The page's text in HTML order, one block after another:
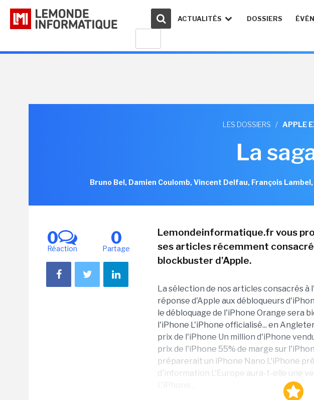
ACTUALITÉS DOSSIERS
LES DOSSIERS / APPLE
La
Bruno Bel, Damien Coulomb, Vincent Delfau, François
0
Réaction
0
Partage
Lemondeinformatique.fr vous
ses articles récemment
blockbuster d'Apple.
La sélection de nos articles consacrés à
réponse d'Apple aux débloqueurs
le débloquage de l'iPhone Orange sera
l'iPhone L'iPhone officialisé... en
prix de l'iPhone Un million d'iPhone
prix de l'iPhone 55% de marge sur
préparerait un iPhone Nano L'iPhone
d'information L'Europe aura-t-elle une